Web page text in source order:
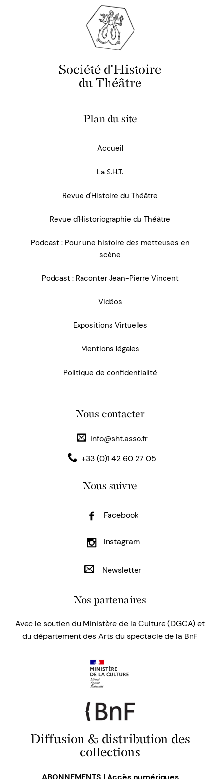
Société d'Histoire
du Théâtre
Plan du site
Accueil
La S.H.T.
Revue d'Histoire du Théâtre
Revue d'Historiographie du Théâtre
Podcast : Pour une histoire des metteuses en
scène
Podcast : Raconter Jean-Pierre Vincent
Vidéos
Expositions Virtuelles
Mentions légales
Politique de confidentialité
Nous contacter
info@sht.asso.fr
+33 (0)1 42 60 27 05
Nous suivre
Facebook
Instagram
Newsletter
Nos partenaires
Avec le soutien du Ministère de la Culture (DGCA) et
du département des Arts du spectacle de la BnF
Diffusion & distribution des
collections
ABONNEMENTS | Accès numériques